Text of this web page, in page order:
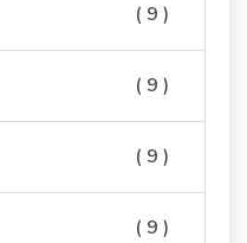
( 9 )
( 9 )
( 9 )
( 9 )